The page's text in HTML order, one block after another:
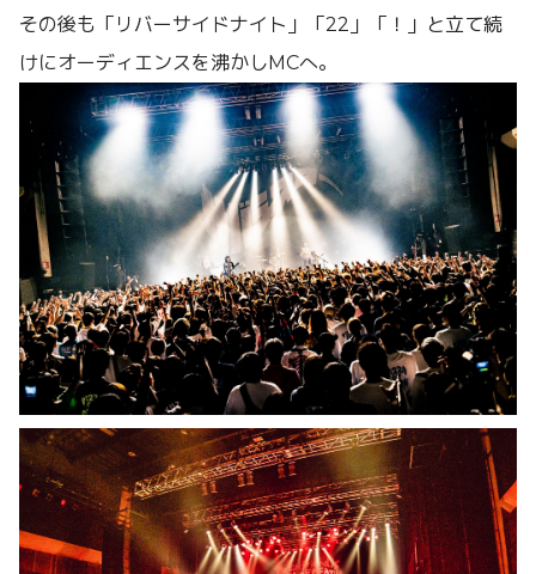
その後も「リバーサイドナイト」「22」「！」と立て続
けにオーディエンスを沸かしMCへ。